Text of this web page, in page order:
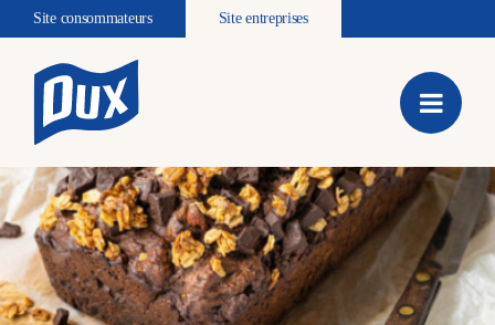
Site consommateurs Site entreprises